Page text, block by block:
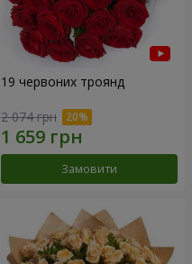
19 червоних троянд
2 074 грн
Замовити